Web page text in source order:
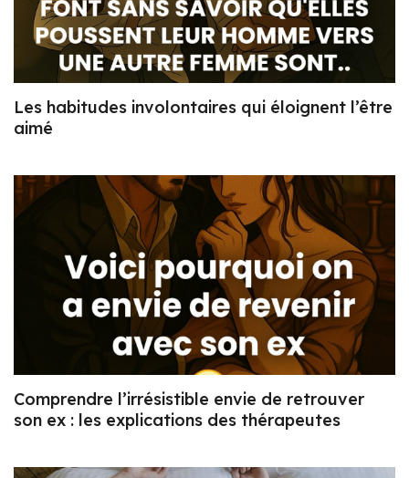
Les habitudes involontaires qui éloignent l’être
aimé
Comprendre l’irrésistible envie de retrouver
son ex : les explications des thérapeutes